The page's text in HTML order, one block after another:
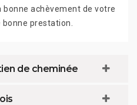
achèvement de votre
prestation.
de cheminée